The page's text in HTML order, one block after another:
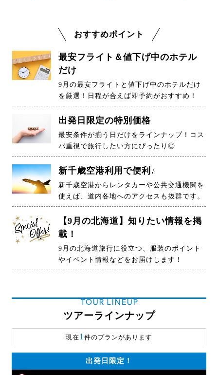
おすすめポイント
最安フライト＆値下げ中のホテル
だけ
9月の最安フライトと値下げ中のホテルだけ
を厳選！日程が合えば即予約がおすすめ！
出発日限定の特別価格
最安条件が揃う日だけをラインナップ！コス
パ重視で旅行したい方にぴったり◎
新千歳空港利用で便利♪
新千歳空港からレンタカーや公共交通機関を
使えば、道内各地へのアクセスも抜群です。
【9月の北海道】知りたい情報を掲
載！
9月の北海道旅行に役立つ、服装のポイント
やイベント情報などをお届けします！
TOUR LINEUP
ツアーラインナップ
現在1件のプランがあります
出発日限定！